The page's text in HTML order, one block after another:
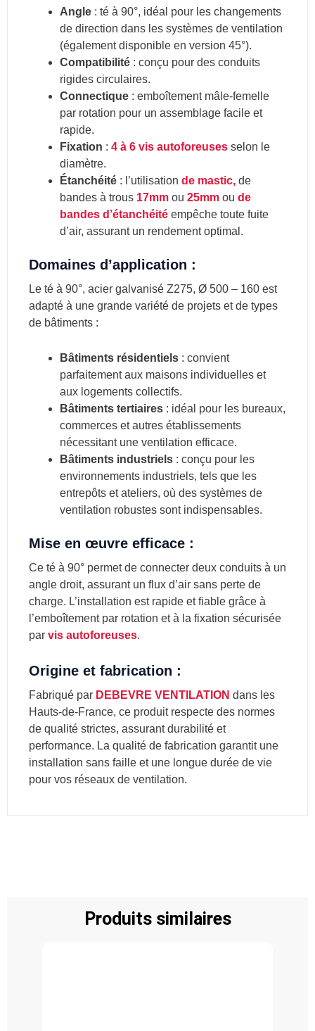
Angle: té à 90°, idéal pour les changements
de direction dans les systèmes de ventilation
(également disponible en version 45°).
Compatibilité: conçu pour des conduits
rigides circulaires.
Connectique: emboîtement mâle-femelle
par rotation pour un assemblage facile et
rapide.
Fixation : 4 à 6 vis autoforeusesselon le
diamètre.
Étanchéité: l’utilisation de mastic, de
bandes à trous 17mmou 25mmou de
bandes d’étanchéité empêche toute fuite
d’air, assurant un rendement optimal.
Domaines d’application :
Le té à 90°, acier galvanisé Z275, Ø 500 – 160 est
adapté à une grande variété de projets et de types
de bâtiments :
Bâtiments résidentiels: convient
parfaitement aux maisons individuelles et
aux logements collectifs.
Bâtiments tertiaires: idéal pour les bureaux,
commerces et autres établissements
nécessitant une ventilation efficace.
Bâtiments industriels: conçu pour les
environnements industriels, tels que les
entrepôts et ateliers, où des systèmes de
ventilation robustes sont indispensables.
Mise en œuvre efficace :
Ce té à 90° permet de connecter deux conduits à un
angle droit, assurant un flux d’air sans perte de
charge. L’installation est rapide et fiable grâce à
l’emboîtement par rotation et à la fixation sécurisée
par vis autoforeuses.
Origine et fabrication :
Fabriqué par DEBEVRE VENTILATION dans les
Hauts-de-France, ce produit respecte des normes
de qualité strictes, assurant durabilité et
performance. La qualité de fabrication garantit une
installation sans faille et une longue durée de vie
pour vos réseaux de ventilation.
Produits similaires